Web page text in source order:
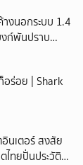
งนอกระบบ 1.4
ก์พันปราบ
อร่อย | Shark
นเตอร์ สงสัย
ไทยปั่นประวัติ